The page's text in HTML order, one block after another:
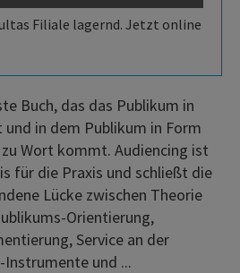
Filiale lagernd. Jetzt online
Buch, das das Publikum in
in dem Publikum in Form
Wort kommt. Audiencing ist
für die Praxis und schließt die
Lücke zwischen Theorie
Orientierung,
Service an der
und ...